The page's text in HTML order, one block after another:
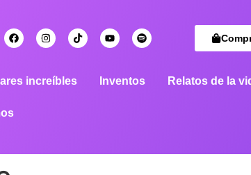
increíbles Inventos Relatos de la